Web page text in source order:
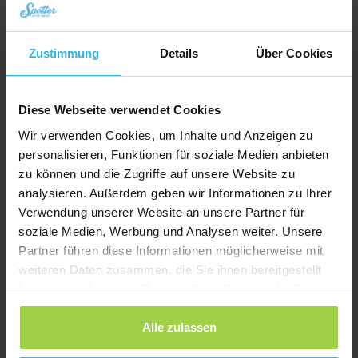
Zustimmung Details Über Cookies
Diese Webseite verwendet Cookies
Wir verwenden Cookies, um Inhalte und Anzeigen zu
personalisieren, Funktionen für soziale Medien anbieten
zu können und die Zugriffe auf unsere Website zu
analysieren. Außerdem geben wir Informationen zu Ihrer
Verwendung unserer Website an unsere Partner für
soziale Medien, Werbung und Analysen weiter. Unsere
Partner führen diese Informationen möglicherweise mit
weiteren Daten zusammen, die Sie ihnen bereitgestellt
haben oder die sie im Rahmen Ihrer Nutzung der Dienste
gesammelt haben.
Alle zulassen
Spotter Senior GPS Watch (4G) – Notruf GPS-Uhr für Senioren
104,95
Ursprünglicher
Preis
war:
€ 104,95
69,95
Aktueller
Preis
ist:
€ 69,95.
Jetzt bestellen